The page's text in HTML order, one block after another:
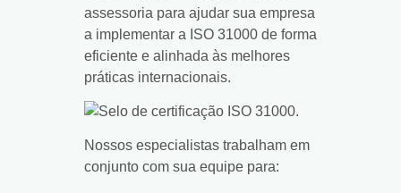
assessoria para ajudar sua empresa
a implementar a ISO 31000 de forma
eficiente e alinhada às melhores
práticas internacionais.
Nossos especialistas trabalham em
conjunto com sua equipe para: